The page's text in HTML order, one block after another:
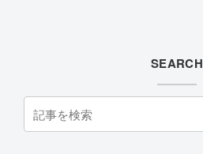
SEARCH